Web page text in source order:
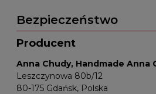
Bezpieczeństwo
Producent
Anna Chudy, Handmade Anna
Leszczynowa 80b/12
80-175 Gdańsk, Polska